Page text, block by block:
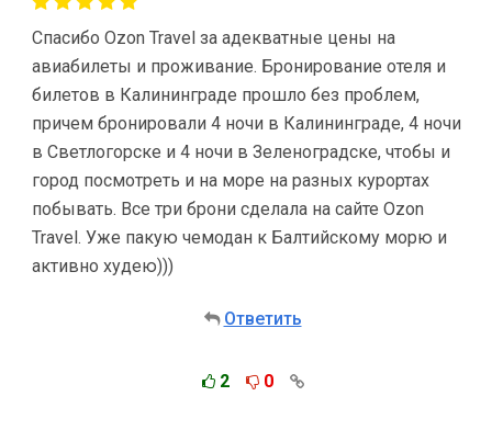
Спасибо Ozon Travel за адекватные цены на
авиабилеты и проживание. Бронирование отеля и
билетов в Калининграде прошло без проблем,
причем бронировали 4 ночи в Калининграде, 4 ночи
в Светлогорске и 4 ночи в Зеленоградске, чтобы и
город посмотреть и на море на разных курортах
побывать. Все три брони сделала на сайте Ozon
Travel. Уже пакую чемодан к Балтийскому морю и
активно худею)))
Ответить
2 0